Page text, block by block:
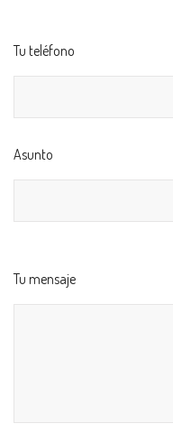
Tu teléfono
Asunto
Tu mensaje